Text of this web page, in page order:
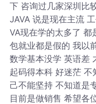
下 咨询过几家深圳比
JAVA 说是现在主流
VA现在学的太多了 都
包就业都是假的 我以
数学基本没学 英语差
起码得本科 好迷茫 不
己不能坚持 不知道是
目前是做销售 希望各